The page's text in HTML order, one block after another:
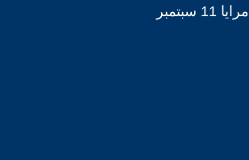
مرايا 11 سبتمبر